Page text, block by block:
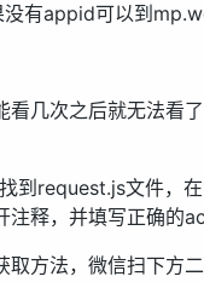
有appid可以到
看几次之后就无法看
到request.js文件，
注释，并填写正确的
方法，微信扫下方